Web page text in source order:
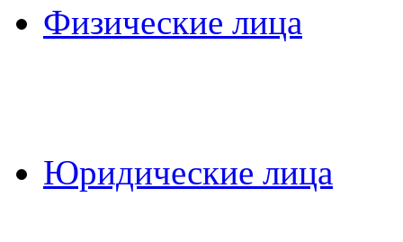
Физические лица
Юридические лица